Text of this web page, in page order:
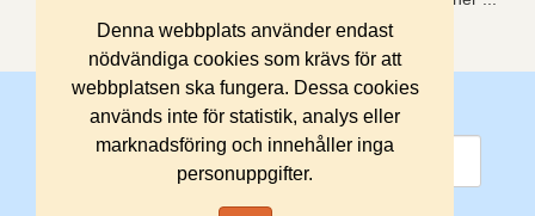
Denna webbplats använder endast
nödvändiga cookies som krävs för att
webbplatsen ska fungera. Dessa cookies
används inte för statistik, analys eller
marknadsföring och innehåller inga
personuppgifter.
Sök med fritext